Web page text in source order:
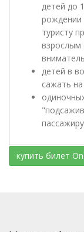
детей до
рождении
туристу
взрослым
детей в
сажать
пассажиру
купить билет